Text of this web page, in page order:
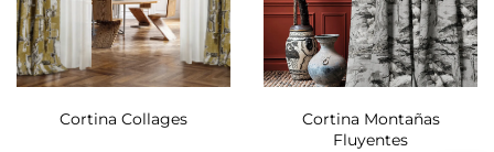
Cortina Collages
Cortina Montañas
Fluyentes